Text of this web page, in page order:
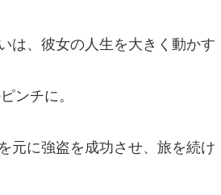
は、彼女の人生を大きく動かす
ンチに。
元に強盗を成功させ、旅を続け